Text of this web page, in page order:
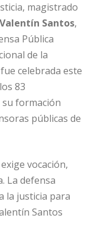
magistrado
Santos,
Pública
de la
celebrada este
83
formación
públicas de
vocación,
La defensa
la justicia para
Santos